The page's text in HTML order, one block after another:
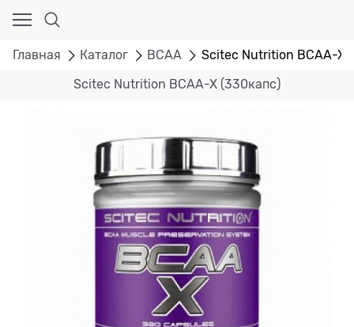
Главная Каталог BCAA Scitec Nutrition BCAA-X
Scitec Nutrition BCAA-X (330капс)